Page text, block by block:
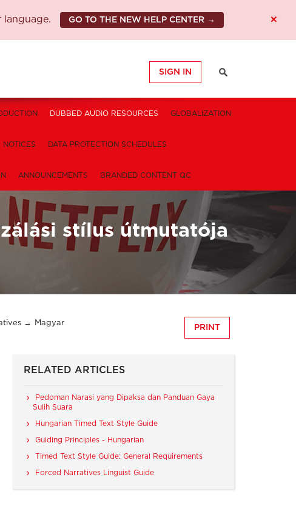
language. GO TO THE NEW HELP CENTER → ×
SIGN IN
DUBBED AUDIO RESOURCES GLOBALIZATION
DATA PROTECTION SCHEDULES
ANNOUNCEMENTS BRANDED CONTENT QC
stílus útmutatója
Magyar
PRINT
RELATED ARTICLES
Pedoman Narasi yang Dipaksa dan Panduan Gaya
Sulih Suara
Hungarian Timed Text Style Guide
Guiding Principles - Hungarian
Timed Text Style Guide: General Requirements
Forced Narratives Linguist Guide